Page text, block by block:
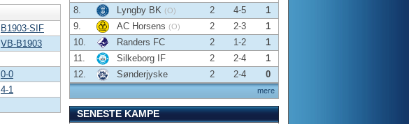
B1903-SIF
VB-B1903
0-0
4-1 mere
8.
Lyngby BK (O) 2 4-5
1
9.
AC Horsens (O) 2 2-3
1
10.
Randers FC 2 1-2
1
11.
Silkeborg IF 2 2-4
1
12.
Sønderjyske 2 2-4 0
SENESTE KAMPE